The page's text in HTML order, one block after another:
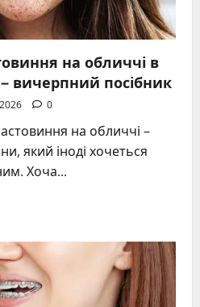
на обличчі в
вичерпний посібник
0
на обличчі –
який іноді хочеться
Хоча...